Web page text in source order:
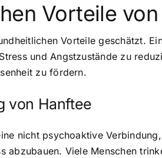
Vorteile
Vorteile geschätzt.
und Angstzustände zu
zu fördern.
von Hanftee
nicht psychoaktive
abzubauen. Viele Menschen